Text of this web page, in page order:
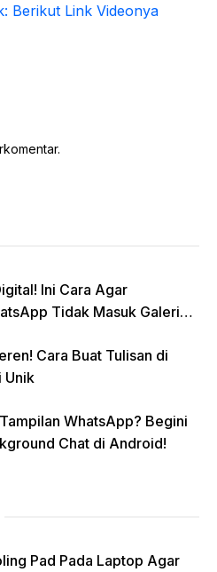
Berikut Link Videonya
Ini Cara Agar
Tidak Masuk Galeri
Cara Buat Tulisan di
Unik
WhatsApp? Begini
Chat di Android!
Pad Pada Laptop Agar